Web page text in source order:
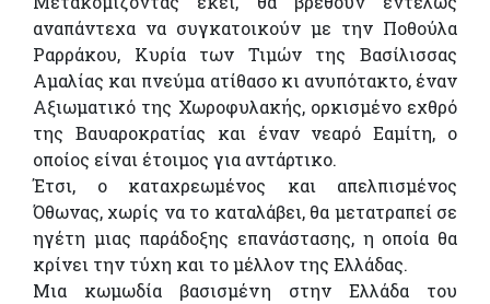
αναπάντεχα να συγκατοικούν με την Ποθούλα
Ραρράκου, Κυρία των Τιμών της Βασίλισσας
Αμαλίας και πνεύμα ατίθασο κι ανυπότακτο, έναν
Αξιωματικό της Χωροφυλακής, ορκισμένο εχθρό
της Βαυαροκρατίας και έναν νεαρό Εαμίτη, ο
οποίος είναι έτοιμος για αντάρτικο.
Έτσι, ο καταχρεωμένος και απελπισμένος
Όθωνας, χωρίς να το καταλάβει, θα μετατραπεί σε
ηγέτη μιας παράδοξης επανάστασης, η οποία θα
κρίνει την τύχη και το μέλλον της Ελλάδας.
Μια κωμωδία βασισμένη στην Ελλάδα του